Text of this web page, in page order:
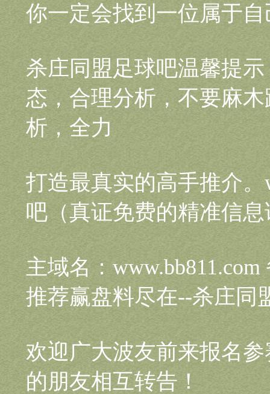
你一定会找到一位属于
杀庄同盟足球吧温馨提
态，合理分析，不要麻
析，全力
打造最真实的高手推介。
吧（真证免费的精准信
主域名：
推荐赢盘料尽在--杀庄同
欢迎广大波友前来报名
的朋友相互转告！